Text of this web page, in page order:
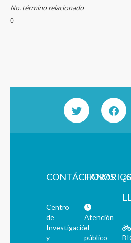
No. término relacionado
0
CONTÁCTANOS
Centro
de
Investigación
y
HORARIOS
Atención
al
público